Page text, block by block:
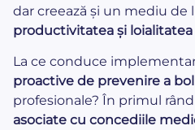
dar creează și un mediu de
productivitatea și
La ce conduce
proactive de prevenire a
profesionale? În primul rând
asociate cu concediile